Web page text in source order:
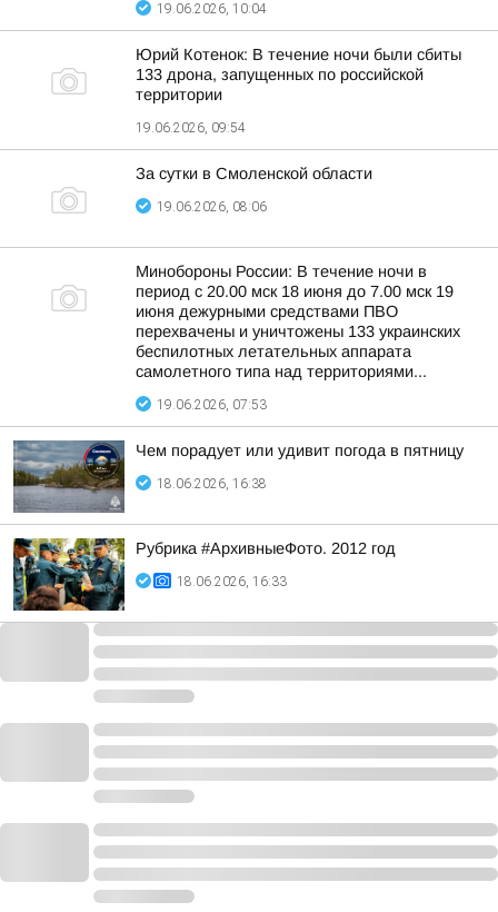
19.06.2026, 10:04
Юрий Котенок: В течение ночи были сбиты
133 дрона, запущенных по российской
территории
19.06.2026, 09:54
За сутки в Смоленской области
19.06.2026, 08:06
Минобороны России: В течение ночи в
период с 20.00 мск 18 июня до 7.00 мск 19
июня дежурными средствами ПВО
перехвачены и уничтожены 133 украинских
беспилотных летательных аппарата
самолетного типа над территориями...
19.06.2026, 07:53
Чем порадует или удивит погода в пятницу
18.06.2026, 16:38
Рубрика #АрхивныеФото. 2012 год
18.06.2026, 16:33